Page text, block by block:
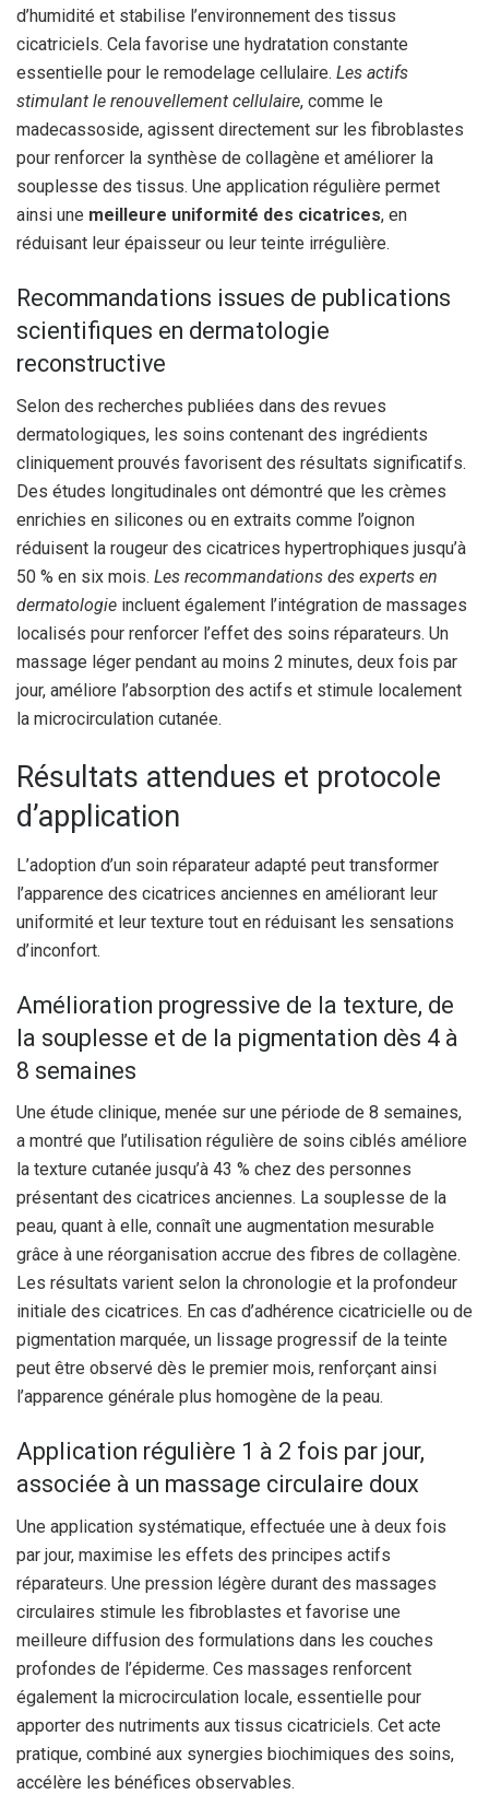
d’humidité et stabilise l’environnement des tissus
cicatriciels. Cela favorise une hydratation constante
essentielle pour le remodelage cellulaire. Les actifs
stimulant le renouvellement cellulaire, comme le
madecassoside, agissent directement sur les fibroblastes
pour renforcer la synthèse de collagène et améliorer la
souplesse des tissus. Une application régulière permet
ainsi une meilleure uniformité des cicatrices, en
réduisant leur épaisseur ou leur teinte irrégulière.
Recommandations issues de publications
scientifiques en dermatologie
reconstructive
Selon des recherches publiées dans des revues
dermatologiques, les soins contenant des ingrédients
cliniquement prouvés favorisent des résultats significatifs.
Des études longitudinales ont démontré que les crèmes
enrichies en silicones ou en extraits comme l’oignon
réduisent la rougeur des cicatrices hypertrophiques jusqu’à
50 % en six mois. Les recommandations des experts en
dermatologie incluent également l’intégration de massages
localisés pour renforcer l’effet des soins réparateurs. Un
massage léger pendant au moins 2 minutes, deux fois par
jour, améliore l’absorption des actifs et stimule localement
la microcirculation cutanée.
Résultats attendues et protocole
d’application
L’adoption d’un soin réparateur adapté peut transformer
l’apparence des cicatrices anciennes en améliorant leur
uniformité et leur texture tout en réduisant les sensations
d’inconfort.
Amélioration progressive de la texture, de
la souplesse et de la pigmentation dès 4 à
8 semaines
Une étude clinique, menée sur une période de 8 semaines,
a montré que l’utilisation régulière de soins ciblés améliore
la texture cutanée jusqu’à 43 % chez des personnes
présentant des cicatrices anciennes. La souplesse de la
peau, quant à elle, connaît une augmentation mesurable
grâce à une réorganisation accrue des fibres de collagène.
Les résultats varient selon la chronologie et la profondeur
initiale des cicatrices. En cas d’adhérence cicatricielle ou de
pigmentation marquée, un lissage progressif de la teinte
peut être observé dès le premier mois, renforçant ainsi
l’apparence générale plus homogène de la peau.
Application régulière 1 à 2 fois par jour,
associée à un massage circulaire doux
Une application systématique, effectuée une à deux fois
par jour, maximise les effets des principes actifs
réparateurs. Une pression légère durant des massages
circulaires stimule les fibroblastes et favorise une
meilleure diffusion des formulations dans les couches
profondes de l’épiderme. Ces massages renforcent
également la microcirculation locale, essentielle pour
apporter des nutriments aux tissus cicatriciels. Cet acte
pratique, combiné aux synergies biochimiques des soins,
accélère les bénéfices observables.